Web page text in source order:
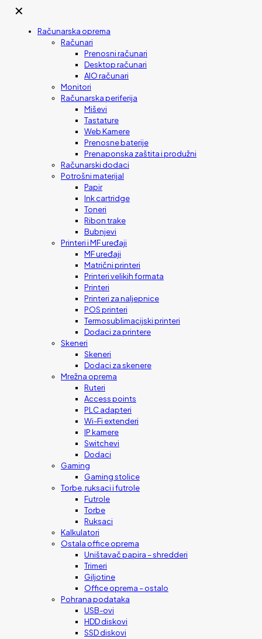
✕
Računarska oprema
Računari
Prenosni računari
Desktop računari
AIO računari
Monitori
Računarska periferija
Miševi
Tastature
Web Kamere
Prenosne baterije
Prenaponska zaštita i produžni
Računarski dodaci
Potrošni materijal
Papir
Ink cartridge
Toneri
Ribon trake
Bubnjevi
Printeri i MF uređaji
MF uređaji
Matrični printeri
Printeri velikih formata
Printeri
Printeri za naljepnice
POS printeri
Termosublimacijski printeri
Dodaci za printere
Skeneri
Skeneri
Dodaci za skenere
Mrežna oprema
Ruteri
Access points
PLC adapteri
Wi-Fi extenderi
IP kamere
Switchevi
Dodaci
Gaming
Gaming stolice
Torbe, ruksaci i futrole
Futrole
Torbe
Ruksaci
Kalkulatori
Ostala office oprema
Uništavač papira – shredderi
Trimeri
Giljotine
Office oprema – ostalo
Pohrana podataka
USB-ovi
HDD diskovi
SSD diskovi